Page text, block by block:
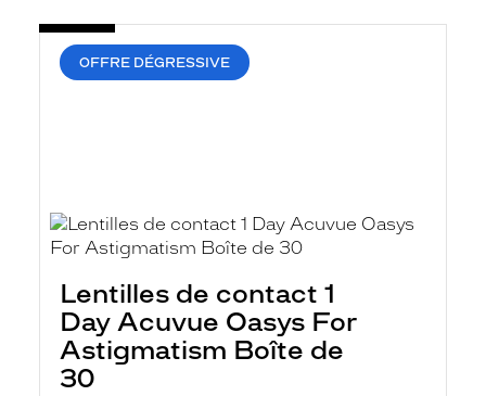
OFFRE DÉGRESSIVE
Lentilles de contact 1
Day Acuvue Oasys For
Astigmatism Boîte de
30